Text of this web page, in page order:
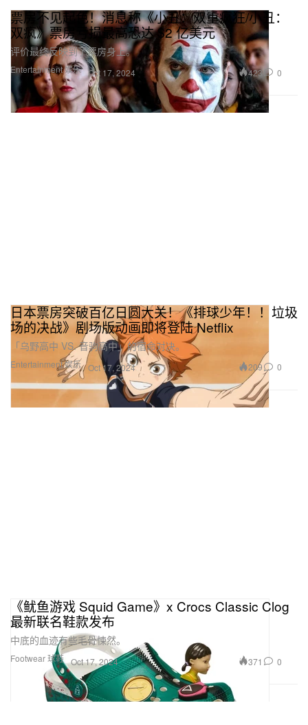
Entertainment 娱乐
票房不见起色！消息称《小丑：双重疯狂/小丑：
双疯》票房亏损最高恐达 $2 亿美元
评价最终反映到了票房身上。
Oct 17, 2024 423 0
Entertainment 娱乐
日本票房突破百亿日圆大关！《排球少年！！垃圾
场的决战》剧场版动画即将登陆 Netflix
「乌野高中 VS. 音驹高中」的宿命对决。
Oct 17, 2024 209 0
Footwear 球鞋
《鱿鱼游戏 Squid Game》x Crocs Classic Clog
最新联名鞋款发布
中底的血迹有些毛骨悚然。
Oct 17, 2024 371 0